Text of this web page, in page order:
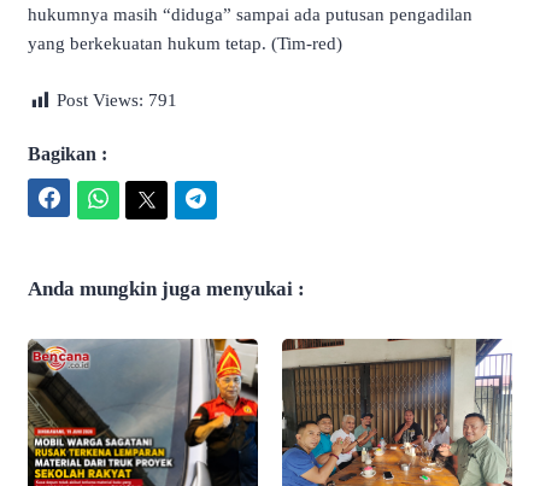
hukumnya masih “diduga” sampai ada putusan pengadilan
yang berkekuatan hukum tetap. (Tim-red)
Post Views: 791
Bagikan :
Anda mungkin juga menyukai :